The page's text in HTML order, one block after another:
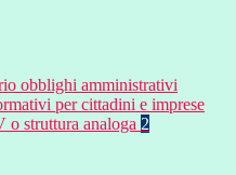
obblighi amministrativi
per cittadini e imprese
o struttura analoga 2